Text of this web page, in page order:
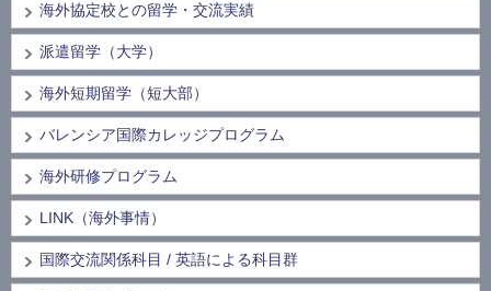
海外協定校との留学・交流実績
派遣留学（大学）
海外短期留学（短大部）
バレンシア国際カレッジプログラム
海外研修プログラム
LINK（海外事情）
国際交流関係科目 / 英語による科目群